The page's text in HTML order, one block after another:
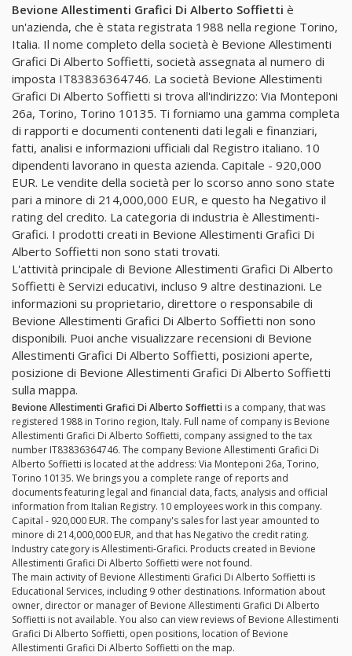
Bevione Allestimenti Grafici Di Alberto Soffietti è
un'azienda, che è stata registrata 1988 nella regione Torino,
Italia. Il nome completo della società è Bevione Allestimenti
Grafici Di Alberto Soffietti, società assegnata al numero di
imposta IT83836364746. La società Bevione Allestimenti
Grafici Di Alberto Soffietti si trova all'indirizzo: Via Monteponi
26a, Torino, Torino 10135. Ti forniamo una gamma completa
di rapporti e documenti contenenti dati legali e finanziari,
fatti, analisi e informazioni ufficiali dal Registro italiano. 10
dipendenti lavorano in questa azienda. Capitale - 920,000
EUR. Le vendite della società per lo scorso anno sono state
pari a minore di 214,000,000 EUR, e questo ha Negativo il
rating del credito. La categoria di industria è Allestimenti-
Grafici. I prodotti creati in Bevione Allestimenti Grafici Di
Alberto Soffietti non sono stati trovati.
L'attività principale di Bevione Allestimenti Grafici Di Alberto
Soffietti è Servizi educativi, incluso 9 altre destinazioni. Le
informazioni su proprietario, direttore o responsabile di
Bevione Allestimenti Grafici Di Alberto Soffietti non sono
disponibili. Puoi anche visualizzare recensioni di Bevione
Allestimenti Grafici Di Alberto Soffietti, posizioni aperte,
posizione di Bevione Allestimenti Grafici Di Alberto Soffietti
sulla mappa.
Bevione Allestimenti Grafici Di Alberto Soffietti is a company, that was
registered 1988 in Torino region, Italy. Full name of company is Bevione
Allestimenti Grafici Di Alberto Soffietti, company assigned to the tax
number IT83836364746. The company Bevione Allestimenti Grafici Di
Alberto Soffietti is located at the address: Via Monteponi 26a, Torino,
Torino 10135. We brings you a complete range of reports and
documents featuring legal and financial data, facts, analysis and official
information from Italian Registry. 10 employees work in this company.
Capital - 920,000 EUR. The company's sales for last year amounted to
minore di 214,000,000 EUR, and that has Negativo the credit rating.
Industry category is Allestimenti-Grafici. Products created in Bevione
Allestimenti Grafici Di Alberto Soffietti were not found.
The main activity of Bevione Allestimenti Grafici Di Alberto Soffietti is
Educational Services, including 9 other destinations. Information about
owner, director or manager of Bevione Allestimenti Grafici Di Alberto
Soffietti is not available. You also can view reviews of Bevione Allestimenti
Grafici Di Alberto Soffietti, open positions, location of Bevione
Allestimenti Grafici Di Alberto Soffietti on the map.